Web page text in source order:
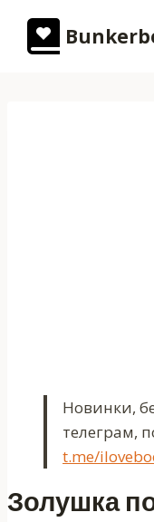
содержимому
Новинки,
телеграм,
t.me/
Золушка